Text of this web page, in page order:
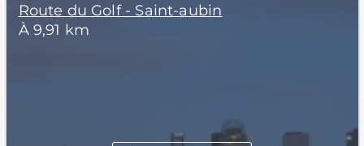
Route du Golf - Saint-aubin
À 9,91 km